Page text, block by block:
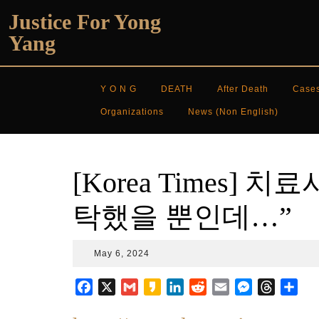
content
Justice For Yong
Yang
Y O N G DEATH After Death
Organizations News (non English)
[Korea Times] 치
탁했을 뿐인데…”
May 6, 2024
2024
R
M